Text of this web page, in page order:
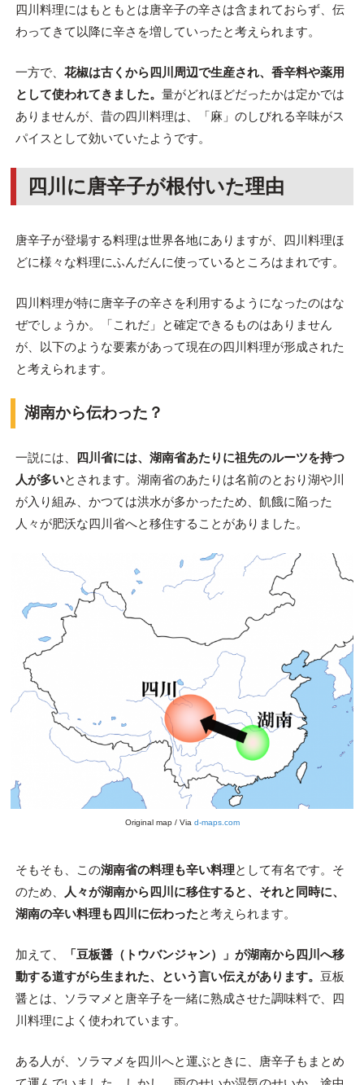
四川料理にはもともとは唐辛子の辛さは含まれておらず、伝
わってきて以降に辛さを増していったと考えられます。
一方で、 花椒は古くから四川周辺で生産され、香辛料や薬用
として使われてきました。 量がどれほどだったかは定かでは
ありませんが、昔の四川料理は、「麻」のしびれる辛味がス
パイスとして効いていたようです。
四川に唐辛子が根付いた理由
唐辛子が登場する料理は世界各地にありますが、四川料理ほ
どに様々な料理にふんだんに使っているところはまれです。
四川料理が特に唐辛子の辛さを利用するようになったのはな
ぜでしょうか。「これだ」と確定できるものはありません
が、以下のような要素があって現在の四川料理が形成された
と考えられます。
湖南から伝わった？
一説には、
四川省には、湖南省あたりに祖先のルーツを持つ
人が多いとされます。湖南省のあたりは名前のとおり湖や川
が入り組み、かつては洪水が多かったため、飢餓に陥った
人々が肥沃な四川省へと移住することがありました。
Original map / Via d-maps.com
そもそも、この湖南省の料理も辛い料理として有名です。そ
のため、
人々が湖南から四川に移住すると、それと同時に、
湖南の辛い料理も四川に伝わったと考えられます。
加えて、
「豆板醤（トウバンジャン）」が湖南から四川へ移
動する道すがら生まれた、という言い伝えがあります。 豆板
醤とは、ソラマメと唐辛子を一緒に熟成させた調味料で、四
川料理によく使われています。
ある人が、ソラマメを四川へと運ぶときに、唐辛子もまとめ